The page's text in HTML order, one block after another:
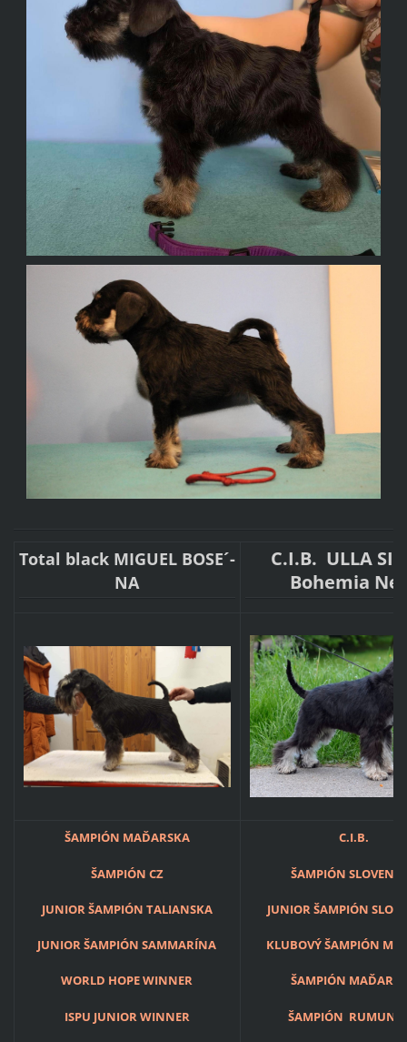
Total black MIGUEL BOSE´-
NA
C.I.B. ULLA
Bohemia
ŠAMPIÓN MAĎARSKA
ŠAMPIÓN CZ
JUNIOR ŠAMPIÓN TALIANSKA
JUNIOR ŠAMPIÓN SAMMARÍNA
WORLD HOPE WINNER
ISPU JUNIOR WINNER
C.I.B.
ŠAMPIÓN
JUNIOR ŠAMPIÓN
KLUBOVÝ ŠAMPIÓN
ŠAMPIÓN
ŠAMPIÓN